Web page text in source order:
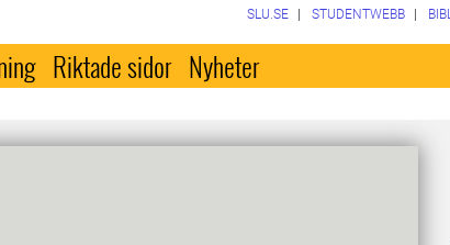
SLU.SE STUDENTWEBB
Riktade sidor Nyheter